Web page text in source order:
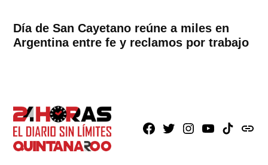
Día de San Cayetano reúne a miles en
Argentina entre fe y reclamos por trabajo
Facebook
X Instagram
YoutubeTikTokissuu